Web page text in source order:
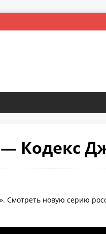
— Кодекс
Смотреть новую серию